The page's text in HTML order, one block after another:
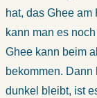
hat, das Ghee
kann man es
Ghee kann beim
bekommen. Dann
dunkel bleibt, ist